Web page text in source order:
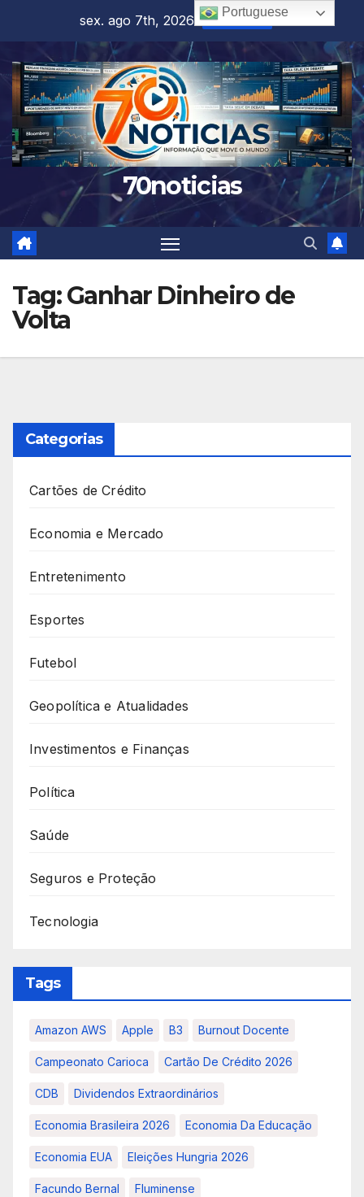
content
sex. ago 7th, 2026 4:55:19 PM
70noticias
Tag:Ganhar Dinheiro de
Volta
Categorias
Cartões de Crédito
Economia e Mercado
Entretenimento
Esportes
Futebol
Geopolítica e Atualidades
Investimentos e Finanças
Política
Saúde
Seguros e Proteção
Tecnologia
Tags
Amazon AWS Apple B3 Burnout Docente
Campeonato Carioca Cartão De Crédito 2026
CDB Dividendos Extraordinários
Economia Brasileira 2026 Economia Da Educação
Economia EUA Eleições Hungria 2026
Facundo Bernal Fluminense
Portuguese